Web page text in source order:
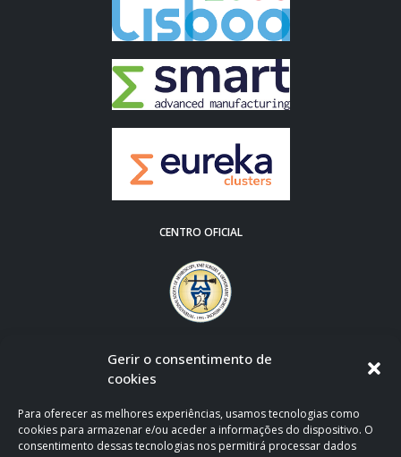
Gerir o consentimento de
cookies
Para oferecer as melhores experiências, usamos tecnologias como
cookies para armazenar e/ou aceder a informações do dispositivo. O
consentimento dessas tecnologias nos permitirá processar dados
CENTRO OFICIAL